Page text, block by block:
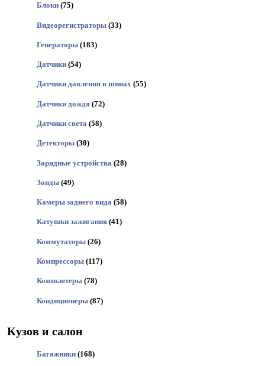
Блоки (75)
Видеорегистраторы (33)
Генераторы (183)
Датчики (54)
Датчики давления в шинах (55)
Датчики дождя (72)
Датчики света (58)
Детекторы (30)
Зарядные устройства (28)
Зонды (49)
Камеры заднего вида (58)
Катушки зажигания (41)
Коммутаторы (26)
Компрессоры (117)
Компьютеры (78)
Кондиционеры (87)
Кузов и салон
Багажники (168)